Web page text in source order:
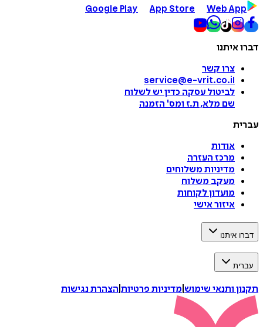
Google Play
App Store Web App
דברו איתנו
צרו קשר
service@e-vrit.co.il
לביטול עסקה כדין יש לשלוח
שם מלא, ת.ז ומס' הזמנה
עברית
אודות
מרכז העזרה
מדיניות משלוחים
מעקב משלוח
מועדון לקוחות
איזור אישי
דברו איתנו
עברית
תקנון ותנאי שימוש מדיניות פרטיות הצהרת נגישות